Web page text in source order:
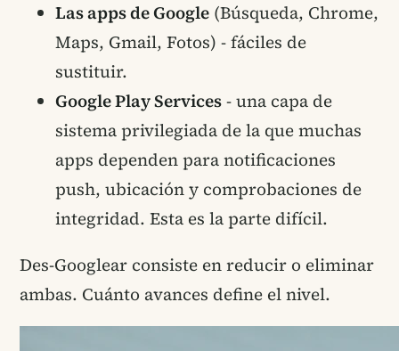
Las apps de Google (Búsqueda, Chrome,
Maps, Gmail, Fotos) - fáciles de
sustituir.
Google Play Services- una capa de
sistema privilegiada de la que muchas
apps dependen para notificaciones
push, ubicación y comprobaciones de
integridad. Esta es la parte difícil.
Des-Googlear consiste en reducir o eliminar
ambas. Cuánto avances define el nivel.